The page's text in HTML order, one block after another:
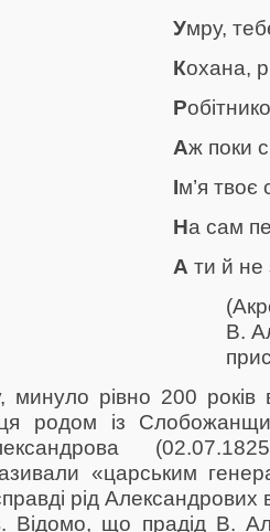
Умру,
Кохана,
Р
Аж поки
Ім’я твоє
На сам
А ти й не
В.
минуло рівно 200 років
родом із
«царським
рід Александрових
Відомо, що прадід В.